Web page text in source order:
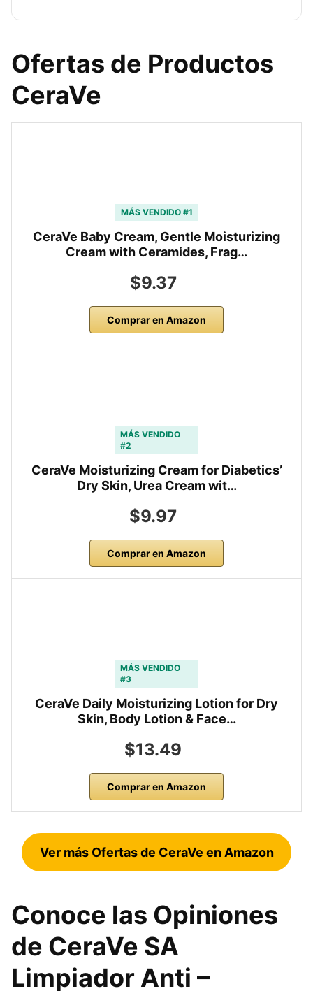
Ofertas de Productos
CeraVe
MÁS VENDIDO #1
CeraVe Baby Cream, Gentle Moisturizing
Cream with Ceramides, Frag…
$9.37
Comprar en Amazon
MÁS VENDIDO
#2
CeraVe Moisturizing Cream for Diabetics’
Dry Skin, Urea Cream wit…
$9.97
Comprar en Amazon
MÁS VENDIDO
#3
CeraVe Daily Moisturizing Lotion for Dry
Skin, Body Lotion & Face…
$13.49
Comprar en Amazon
Ver más Ofertas de CeraVe en Amazon
Conoce las Opiniones
de CeraVe SA
Limpiador Anti –